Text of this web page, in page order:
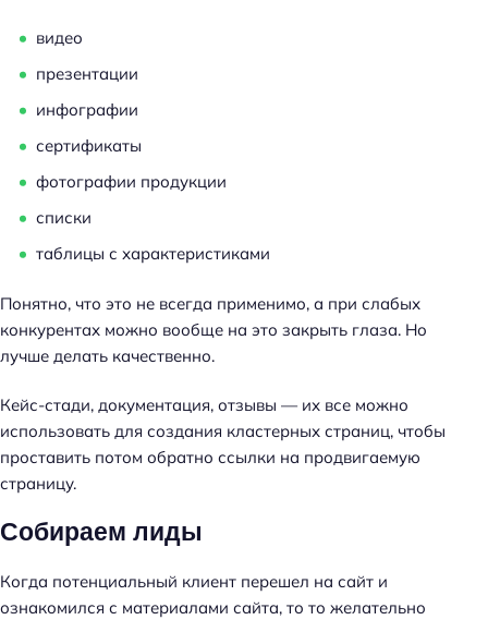
видео
презентации
инфографии
сертификаты
фотографии продукции
списки
таблицы с характеристиками
Понятно, что это не всегда применимо, а при слабых
конкурентах можно вообще на это закрыть глаза. Но
лучше делать качественно.
Кейс-стади, документация, отзывы — их все можно
использовать для создания кластерных страниц, чтобы
проставить потом обратно ссылки на продвигаемую
страницу.
Собираем лиды
Когда потенциальный клиент перешел на сайт и
ознакомился с материалами сайта, то то желательно